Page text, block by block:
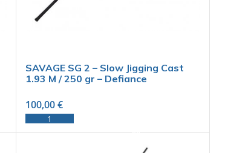
SAVAGE SG 2 – Slow Jigging Cast
1.93 M / 250 gr – Defiance
100,00€